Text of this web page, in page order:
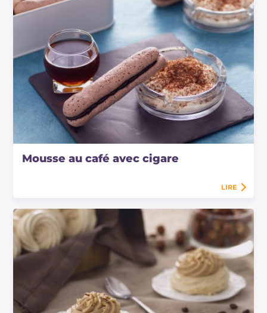
Mousse au café avec cigare
LIRE